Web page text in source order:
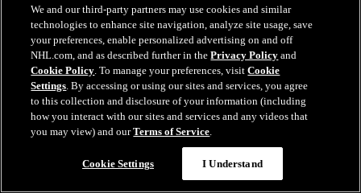
We and our third-party partners may use cookies and similar
technologies to enhance site navigation, analyze site usage, save
your preferences, enable personalized advertising on and off
NHL.com, and as described further in thePrivacy Policy and
Cookie Policy. To manage your preferences, visitCookie
Settings. By accessing or using our sites and services, you agree
to this collection and disclosure of your information (including
how you interact with our sites and services and any videos that
you may view) and ourTerms of Service.
Cookie Settings I Understand